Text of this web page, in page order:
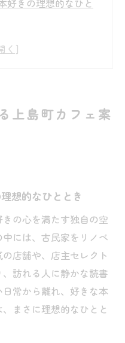
好きの理想的なひと
島町の島時間の魅力
島町の癒しスポット
ま海道カフェ体験談
ェで味わう地元の空
で心潤う体験を
な島のカフェたち
上島町カフェ案
想的なひととき
の心を満たす独自の空
には、古民家をリノベ
店舗や、店主セレクト
訪れる人に静かな読書
常から離れ、好きな本
まさに理想的なひとと